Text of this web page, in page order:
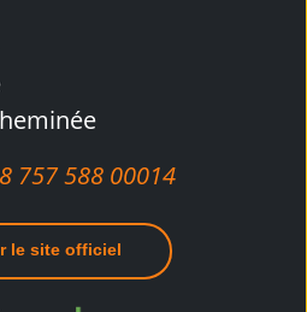
757 588 00014
le site officiel